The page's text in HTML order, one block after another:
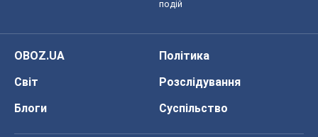
подій
OBOZ.UA
Політика
Світ
Розслідування
Блоги
Суспільство